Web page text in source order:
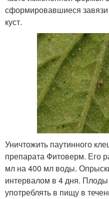
сформировавшиеся
куст.
Уничтожить паутинного
препарата Фитоверм. Его
мл на 400 мл воды.
интервалом в 4 дня. Плоды
употреблять в пищу в